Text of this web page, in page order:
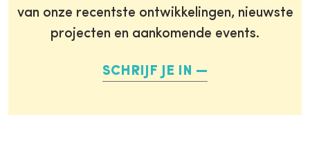
van onze recentste ontwikkelingen, nieuwste
projecten en aankomende events.
SCHRIJF JE IN